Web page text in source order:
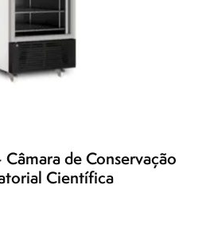
de Conservação
Científica